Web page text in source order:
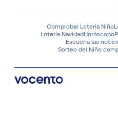
Comprobar Lotería Niño
Lotería NavidadHoróscopo
Escucha las
Sorteo del Niño